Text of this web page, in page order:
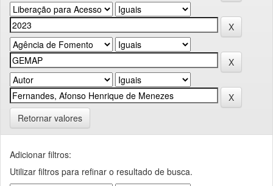
Retornar valores
Adicionar filtros:
Utilizar filtros para refinar o resultado de busca.